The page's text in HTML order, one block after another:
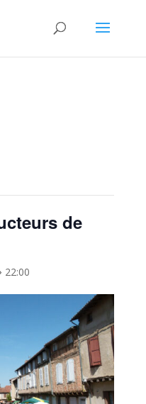
de
22:00